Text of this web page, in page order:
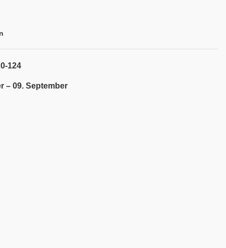
124
– 09. September